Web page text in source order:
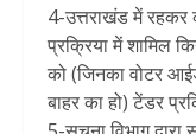
4-उत्तराखंड में रहकर
प्रक्रिया में शामिल
को (जिनका वोटर
बाहर का हो) टेंडर